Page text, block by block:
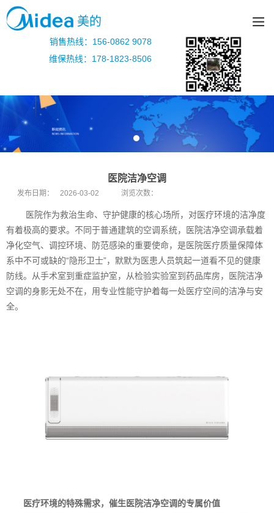
美的
销售热线：156-0862 9078
维保热线：178-1823-8506
医院洁净空调
发布日期： 2026-03-02 浏览次数：
医院作为救治生命、守护健康的核心场所，对医疗环境的洁净度
有着极高的要求。不同于普通建筑的空调系统，医院洁净空调承载着
净化空气、调控环境、防范感染的重要使命，是医院医疗质量保障体
系中不可或缺的“隐形卫士”，默默为医患人员筑起一道看不见的健康
防线。从手术室到重症监护室，从检验实验室到药品库房，医院洁净
空调的身影无处不在，用专业性能守护着每一处医疗空间的洁净与安
全。
医疗环境的特殊需求，催生医院洁净空调的专属价值